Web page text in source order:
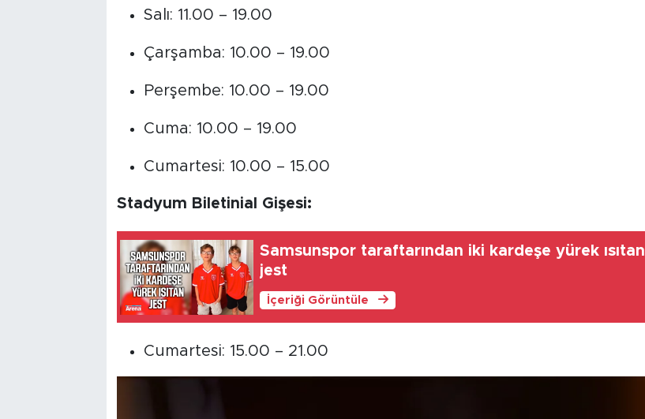
Salı: 11.00 – 19.00
Çarşamba: 10.00 – 19.00
Perşembe: 10.00 – 19.00
Cuma: 10.00 – 19.00
Cumartesi: 10.00 – 15.00
Stadyum Biletinial Gişesi:
Samsunspor taraftarından iki kardeşe yürek ısıtan
jest
İçeriği Görüntüle
Cumartesi: 15.00 – 21.00